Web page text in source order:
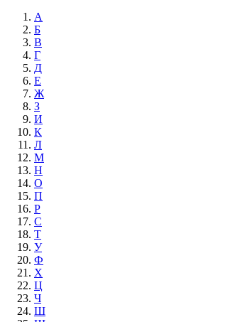
А
Б
В
Г
Д
Е
Ж
З
И
К
Л
М
Н
О
П
Р
С
Т
У
Ф
Х
Ц
Ч
Ш